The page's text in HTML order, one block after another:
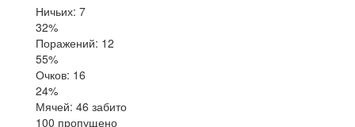
Ничьих: 7
32%
Поражений: 12
55%
Очков: 16
24%
Мячей: 46 забито
100 пропущено